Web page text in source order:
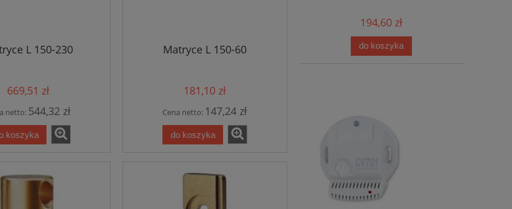
L 150-230
669,51 zł
netto: 544,32 zł
koszyka
Matryce L 150-60
181,10 zł
Cena netto: 147,24 zł
do koszyka
194,60 zł
do koszyka